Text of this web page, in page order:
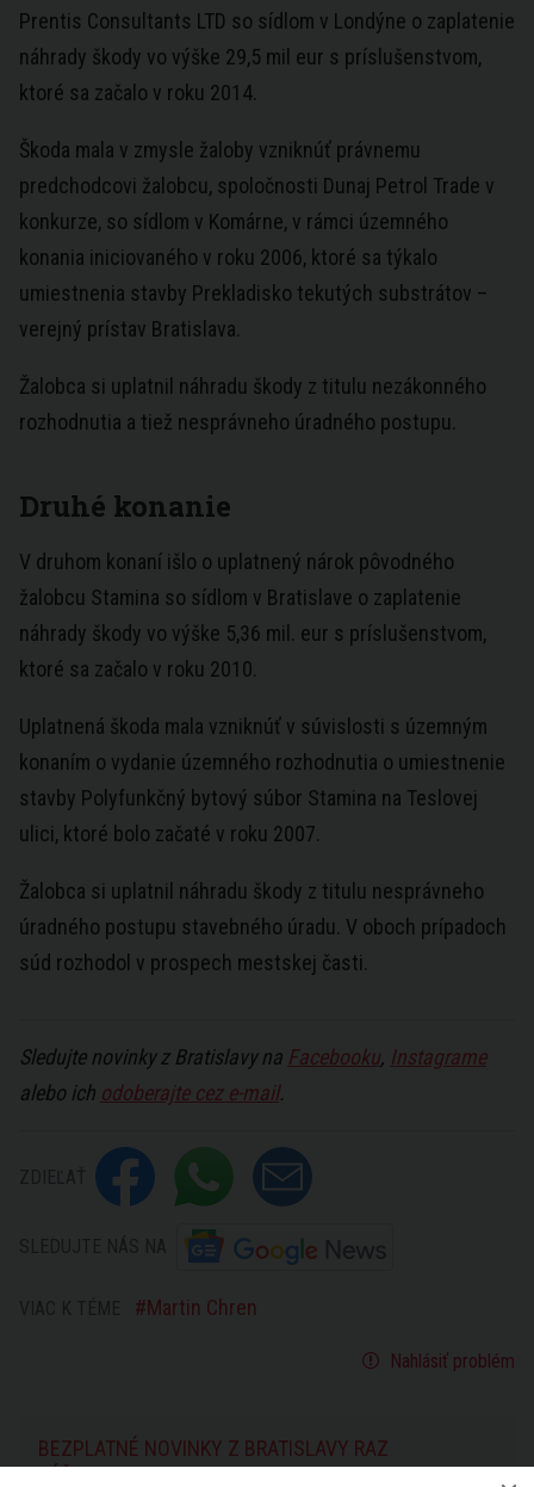
Prentis Consultants LTD so sídlom v Londýne o zaplatenie
náhrady škody vo výške 29,5 mil eur s príslušenstvom,
ktoré sa začalo v roku 2014.
Škoda mala v zmysle žaloby vzniknúť právnemu
predchodcovi žalobcu, spoločnosti Dunaj Petrol Trade v
konkurze, so sídlom v Komárne, v rámci územného
konania iniciovaného v roku 2006, ktoré sa týkalo
umiestnenia stavby Prekladisko tekutých substrátov –
verejný prístav Bratislava.
Žalobca si uplatnil náhradu škody z titulu nezákonného
rozhodnutia a tiež nesprávneho úradného postupu.
Druhé konanie
V druhom konaní išlo o uplatnený nárok pôvodného
žalobcu Stamina so sídlom v Bratislave o zaplatenie
náhrady škody vo výške 5,36 mil. eur s príslušenstvom,
ktoré sa začalo v roku 2010.
Uplatnená škoda mala vzniknúť v súvislosti s územným
konaním o vydanie územného rozhodnutia o umiestnenie
stavby Polyfunkčný bytový súbor Stamina na Teslovej
ulici, ktoré bolo začaté v roku 2007.
Žalobca si uplatnil náhradu škody z titulu nesprávneho
úradného postupu stavebného úradu. V oboch prípadoch
súd rozhodol v prospech mestskej časti.
Sledujte novinky z Bratislavy na Facebooku, Instagrame
alebo ich odoberajte cez e-mail.
Martin Chren
Nahlásiť problém
BEZPLATNÉ NOVINKY Z BRATISLAVY RAZ